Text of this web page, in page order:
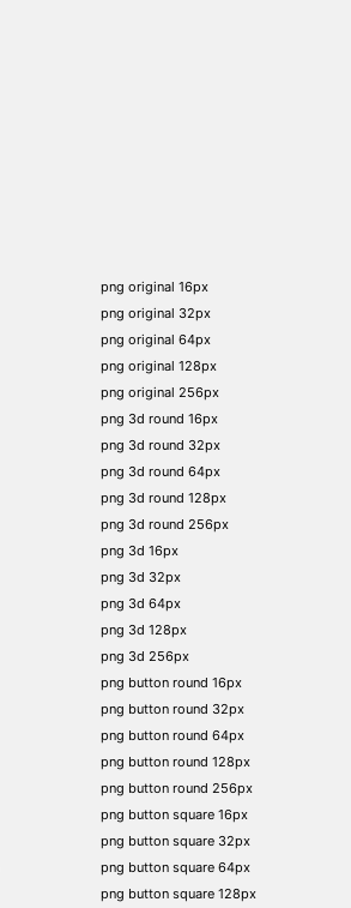
png original 16px
png original 32px
png original 64px
png original 128px
png original 256px
png 3d round 16px
png 3d round 32px
png 3d round 64px
png 3d round 128px
png 3d round 256px
png 3d 16px
png 3d 32px
png 3d 64px
png 3d 128px
png 3d 256px
png button round 16px
png button round 32px
png button round 64px
png button round 128px
png button round 256px
png button square 16px
png button square 32px
png button square 64px
png button square 128px